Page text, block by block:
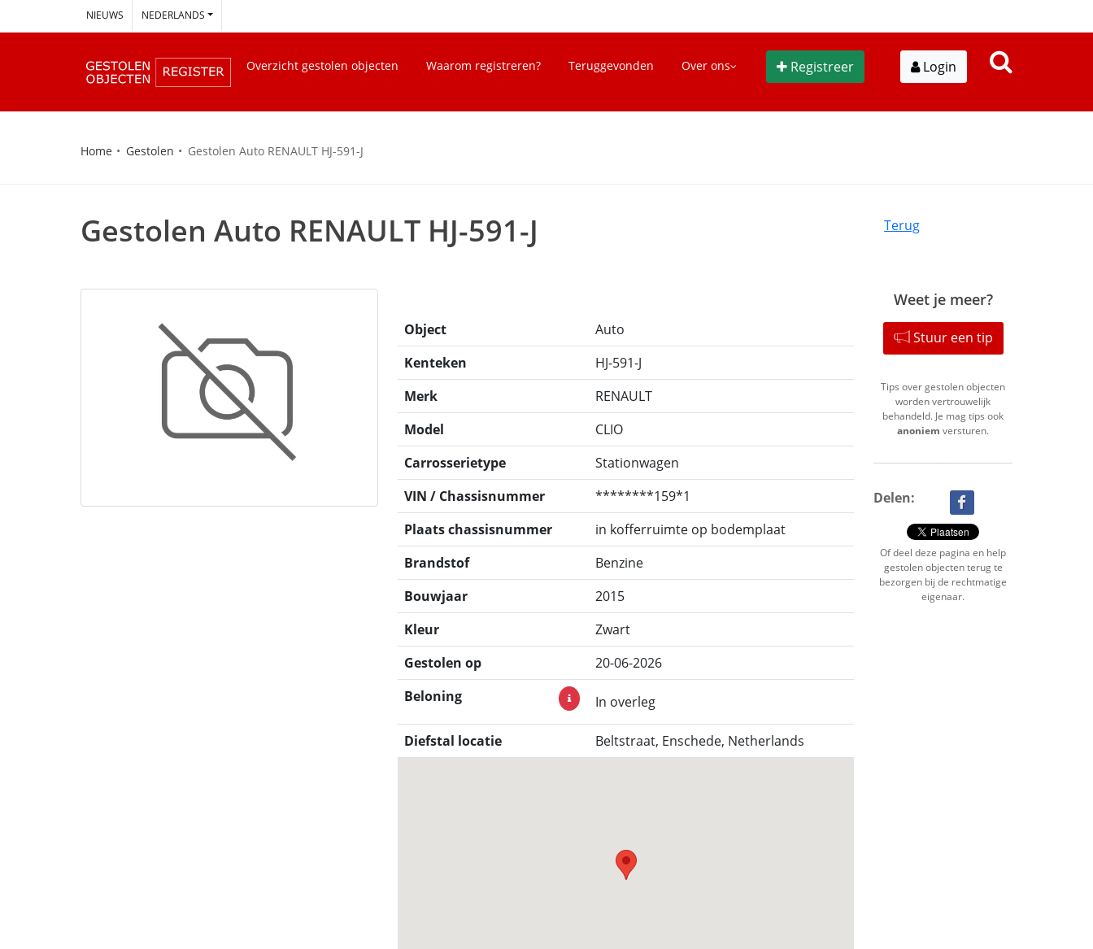
NIEUWS NEDERLANDS
Overzicht gestolen objecten Waarom registreren? Teruggevonden Over ons Registreer Login
Home Gestolen Gestolen Auto RENAULT HJ-591-J
Gestolen Auto RENAULT HJ-591-J Terug
Object
Auto
Kenteken
HJ-591-J
Merk
RENAULT
Model
CLIO
Carrosserietype
Stationwagen
VIN / Chassisnummer
********159*1
Plaats chassisnummer
in kofferruimte op bodemplaat
Brandstof
Benzine
Bouwjaar
2015
Kleur
Zwart
Gestolen op
20-06-2026
Beloning
In overleg
Diefstal locatie Beltstraat, Enschede, Netherlands
Weet je meer?
Stuur een tip
Tips over gestolen objecten
worden vertrouwelijk
behandeld. Je mag tips ook
anoniem versturen.
Delen:
Of deel deze pagina en help
gestolen objecten terug te
bezorgen bij de rechtmatige
eigenaar.